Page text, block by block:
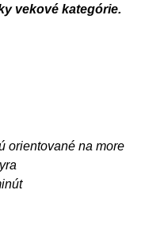
vekové kategórie.
orientované na more